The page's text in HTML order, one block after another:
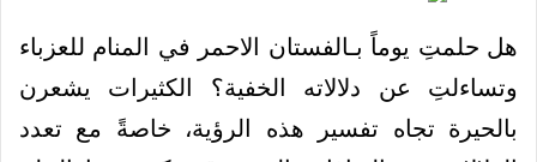
هل حلمتِ يوماً بـالفستان الاحمر في المنام للعزباء
وتساءلتِ عن دلالاته الخفية؟ الكثيرات يشعرن
بالحيرة تجاه تفسير هذه الرؤية، خاصةً مع تعدد